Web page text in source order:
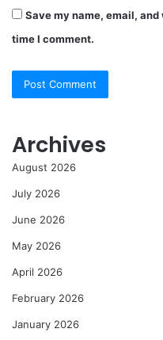
Save my name, email,
time I comment.
Archives
August 2026
July 2026
June 2026
May 2026
April 2026
February 2026
January 2026